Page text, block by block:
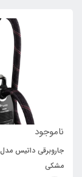
ناموجود
مشکی